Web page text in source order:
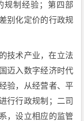
规制经验；第四部
别化定价的行政规
技术产业，在立法
迈入数字经济时代
验，从经营者、平
行行政规制；二司
，设立相应的监管